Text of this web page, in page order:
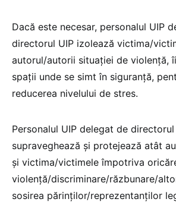
Dacă este necesar, personalul UIP
directorul UIP izolează victima/
autorul/autorii situației de violență,
spații unde se simt în siguranță,
reducerea nivelului de stres.
Personalul UIP delegat de directorul
supraveghează și protejează atât
și victima/victimele împotriva
violență/discriminare/răzbunare/
sosirea părinților/reprezentanților